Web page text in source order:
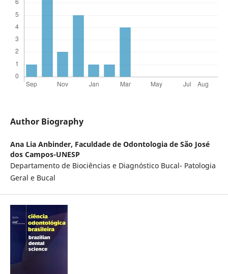
Author Biography
Ana Lia Anbinder, Faculdade de Odontologia de São José
dos Campos-UNESP
Departamento de Biociências e Diagnóstico Bucal- Patologia
Geral e Bucal